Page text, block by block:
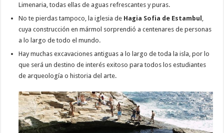
Limenaria, todas ellas de aguas refrescantes y puras.
No te pierdas tampoco, la iglesia de Hagia Sofia de Estambul ,
cuya construcción en mármol sorprendió a centenares de personas
a lo largo de todo el mundo.
Hay muchas excavaciones antiguas a lo largo de toda la isla, por lo
que será un destino de interés exitoso para todos los estudiantes
de arqueología o historia del arte.